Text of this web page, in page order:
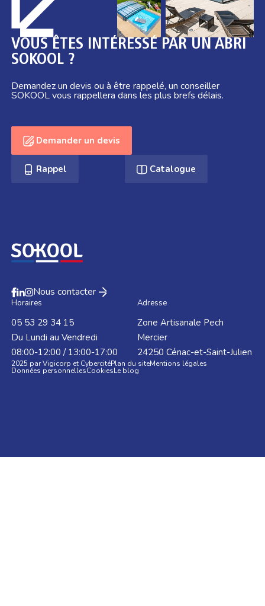
VOUS ÊTES INTÉRESSÉ PAR UN ABRI
SOKOOL ?
Demandez un devis ou à être rappelé, un conseiller
SOKOOL vous rappellera dans les plus brefs délais.
Demander un devis
Rappel Catalogue
Nous contacter
Horaires
05 53 29 34 15
Du Lundi au Vendredi
08:00-12:00 / 13:00-17:00
Adresse
Zone Artisanale Pech
Mercier
24250 Cénac-et-Saint-Julien
2025 par Vigicorp et CybercitéPlan du siteMentions légales
Données personnellesCookiesLe blog